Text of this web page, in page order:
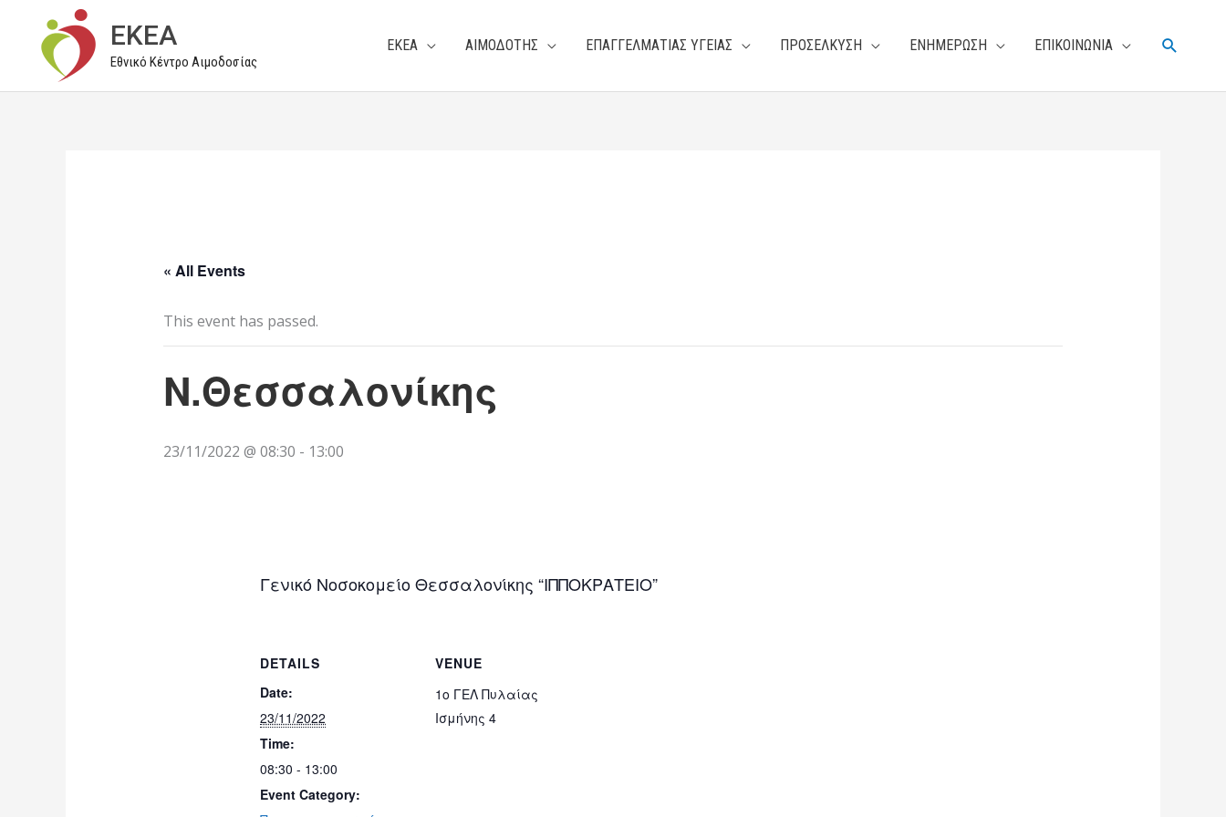
περιεχόμενο
EKEA
Εθνικό Κέντρο Αιμοδοσίας
ΕΚΕΑ ΑΙΜΟΔΟΤΗΣ ΕΠΑΓΓΕΛΜΑΤΙΑΣ ΥΓΕΙΑΣ ΠΡΟΣΕΛΚΥΣΗ ΕΝΗΜΕΡΩΣΗ ΕΠΙΚΟΙΝΩΝΙΑ
« All Events
This event has passed.
Ν.Θεσσαλονίκης
23/11/2022 @ 08:30 - 13:00
Γενικό Νοσοκομείο Θεσσαλονίκης “ΙΠΠΟΚΡΑΤΕΙΟ”
DETAILS
Date:
23/11/2022
Time:
08:30 - 13:00
Event Category:
VENUE
1ο ΓΕΛ Πυλαίας
Ισμήνης 4